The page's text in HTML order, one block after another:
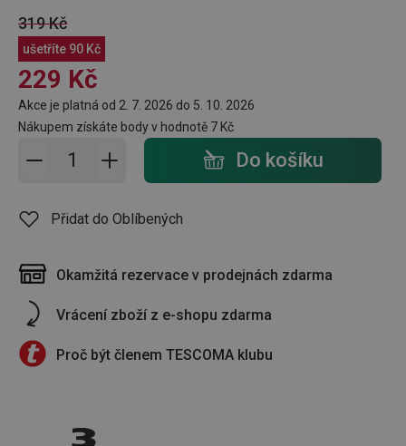
319 Kč
ušetříte 90 Kč
229 Kč
Akce je platná od 2. 7. 2026 do 5. 10. 2026
Nákupem získáte body v hodnotě 7 Kč
Přidat do košíku - počet Do košíku
Přidat do Oblíbených
Okamžitá rezervace v prodejnách zdarma
Vrácení zboží z e-shopu zdarma
Proč být členem TESCOMA klubu